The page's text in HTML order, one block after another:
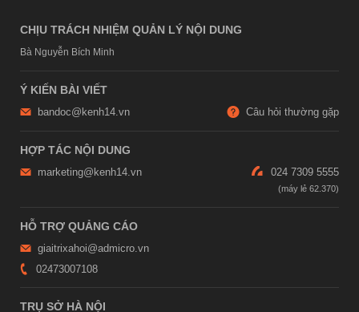
CHỊU TRÁCH NHIỆM QUẢN LÝ NỘI DUNG
Bà Nguyễn Bích Minh
Ý KIẾN BÀI VIẾT
bandoc@kenh14.vn Câu hỏi thường gặp
HỢP TÁC NỘI DUNG
marketing@kenh14.vn 024 7309 5555
HỖ TRỢ QUẢNG CÁO
giaitrixahoi@admicro.vn
02473007108
TRỤ SỞ HÀ NỘI